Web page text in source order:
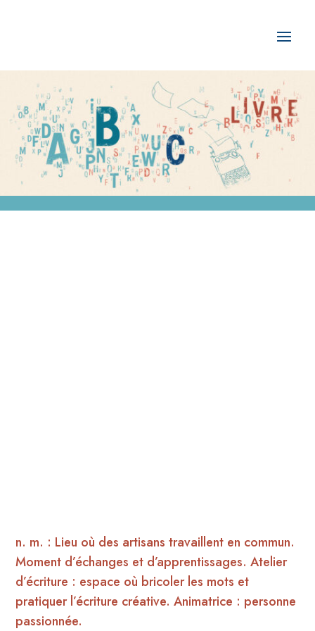
n. m. : Lieu où des artisans travaillent en commun.
Moment d’échanges et d’apprentissages. Atelier
d’écriture : espace où bricoler les mots et
pratiquer l’écriture créative. Animatrice : personne
passionnée.